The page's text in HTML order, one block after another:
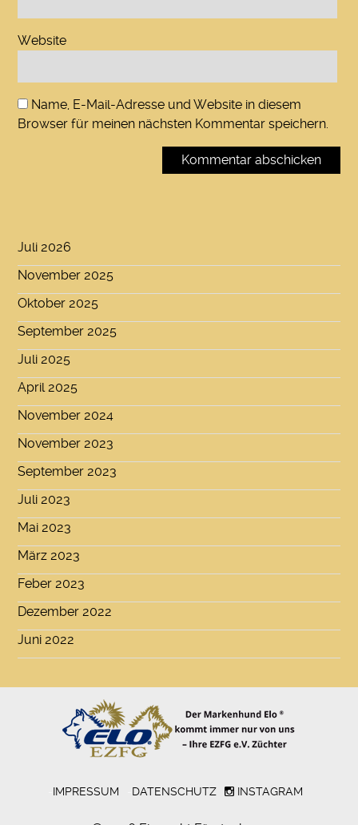
Website
Name, E-Mail-Adresse und Website in diesem
Browser für meinen nächsten Kommentar speichern.
Juli 2026
November 2025
Oktober 2025
September 2025
Juli 2025
April 2025
November 2024
November 2023
September 2023
Juli 2023
Mai 2023
März 2023
Feber 2023
Dezember 2022
Juni 2022
IMPRESSUM DATENSCHUTZ INSTAGRAM